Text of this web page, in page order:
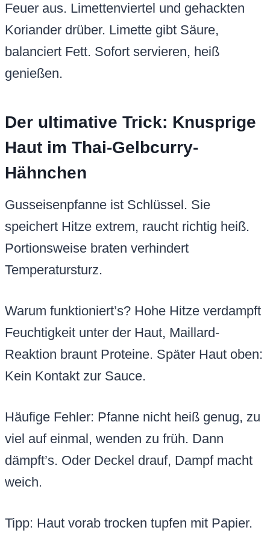
Feuer aus. Limettenviertel und gehackten
Koriander drüber. Limette gibt Säure,
balanciert Fett. Sofort servieren, heiß
genießen.
Der ultimative Trick: Knusprige
Haut im Thai-Gelbcurry-
Hähnchen
Gusseisenpfanne ist Schlüssel. Sie
speichert Hitze extrem, raucht richtig heiß.
Portionsweise braten verhindert
Temperatursturz.
Warum funktioniert’s? Hohe Hitze verdampft
Feuchtigkeit unter der Haut, Maillard-
Reaktion braunt Proteine. Später Haut oben:
Kein Kontakt zur Sauce.
Häufige Fehler: Pfanne nicht heiß genug, zu
viel auf einmal, wenden zu früh. Dann
dämpft’s. Oder Deckel drauf, Dampf macht
weich.
Tipp: Haut vorab trocken tupfen mit Papier.